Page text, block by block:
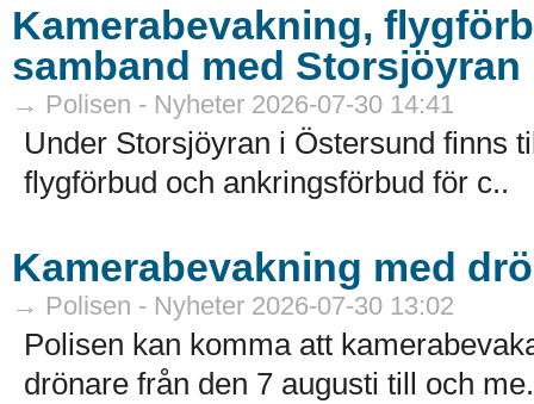
Kamerabevakning,
samband med Storsjöyran
→ Polisen - Nyheter 2026-07-30 14:41
Under Storsjöyran i Östersund finns
flygförbud och ankringsförbud för c..
Kamerabevakning med
→ Polisen - Nyheter 2026-07-30 13:02
Polisen kan komma att
drönare från den 7 augusti till och